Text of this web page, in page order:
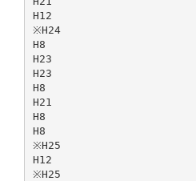
H12
※H24
H8
H23
H23
H8
H21
H8
H8
※H25
H12
※H25